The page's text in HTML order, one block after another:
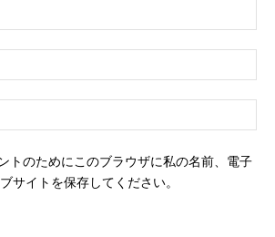
前
*
メ
ー
*ェ
トのためにこのブラウザに私の名前、電子
サイトを保存してください。